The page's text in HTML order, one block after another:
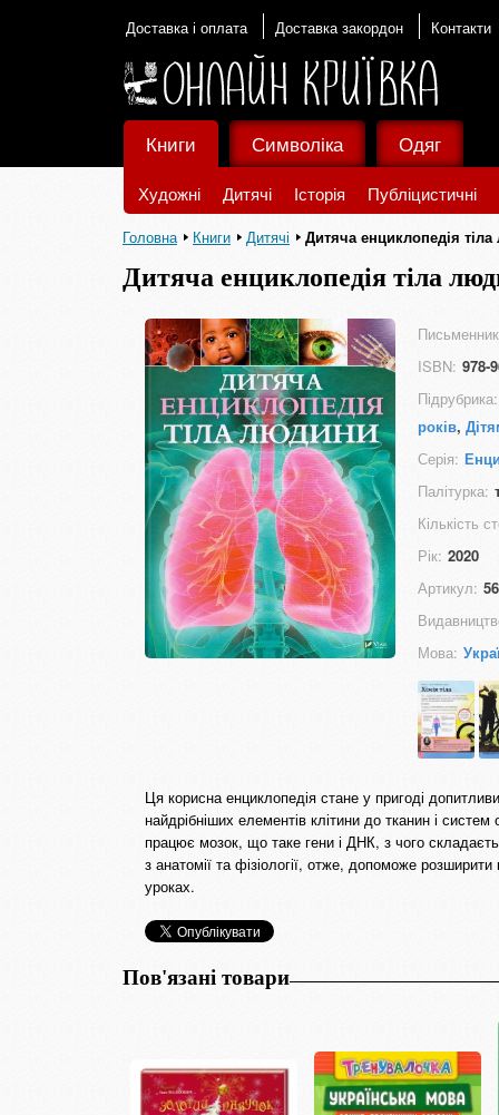
Доставка і оплата Доставка закордон Контакти
Книги
Художні Дитячі Історія Публіцистичні
Символіка Одяг
Головна Книги Дитячі Дитяча енциклопедія
Дитяча енциклопедія тіла
ISBN: 978-
Підрубрика:
років,
Серія:
Палітурка:
Кількість
Рік: 2020
Артикул:
Мова:
Ця корисна енциклопедія стане у пригоді
найдрібніших елементів клітини до тканин і
працює мозок, що таке гени і ДНК, з чого
з анатомії та фізіології, отже, допоможе
уроках.
Пов'язані товари